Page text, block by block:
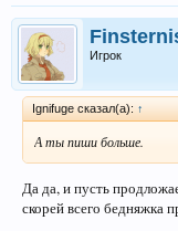
Игрок
Ignifuge сказал(а): ↑
А ты пиши больше.
Да да, и пусть
скорей всего бедняжка